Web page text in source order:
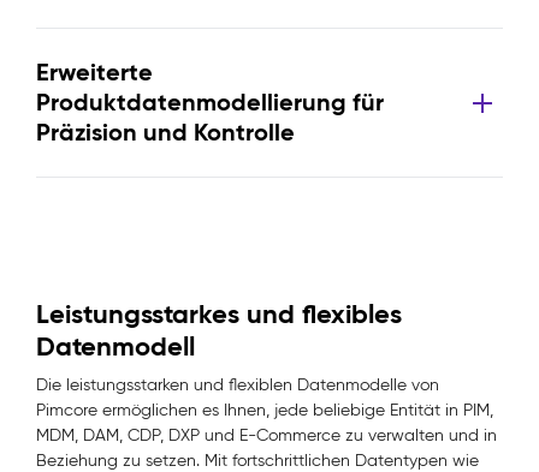
Erweiterte
Produktdatenmodellierung für
Präzision und Kontrolle
Leistungsstarkes und flexibles
Datenmodell
Die leistungsstarken und flexiblen Datenmodelle von
Pimcore ermöglichen es Ihnen, jede beliebige Entität in PIM,
MDM, DAM, CDP, DXP und E-Commerce zu verwalten und in
Beziehung zu setzen. Mit fortschrittlichen Datentypen wie